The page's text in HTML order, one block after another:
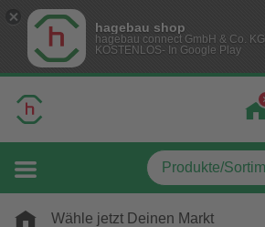
hagebau shop
hagebau connect GmbH & Co. KG
KOSTENLOS- In Google Play
Wähle jetzt Deinen Markt